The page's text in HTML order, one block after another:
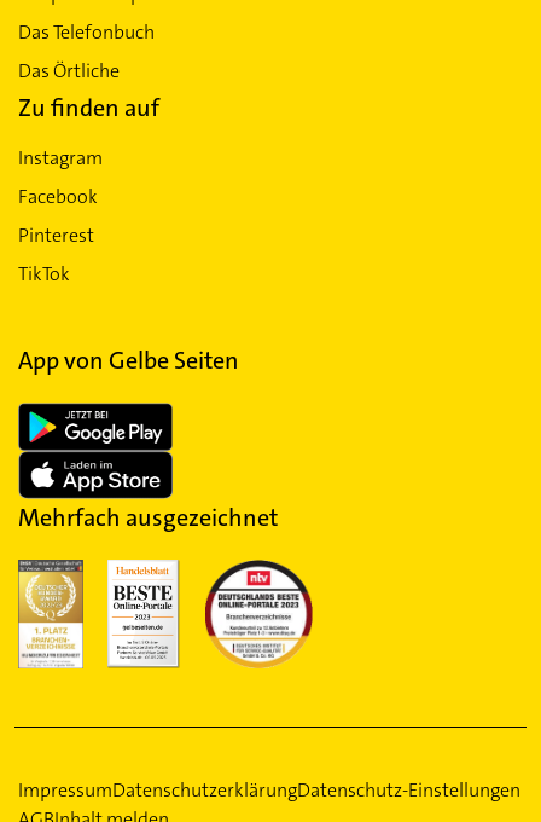
Das Telefonbuch
Das Örtliche
Zu finden auf
Instagram
Facebook
Pinterest
TikTok
App von Gelbe Seiten
Mehrfach ausgezeichnet
ImpressumDatenschutzerklärungDatenschutz-Einstellungen